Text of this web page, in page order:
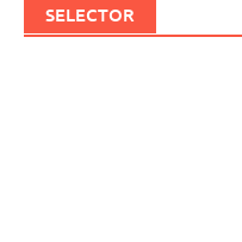
SELECTOR